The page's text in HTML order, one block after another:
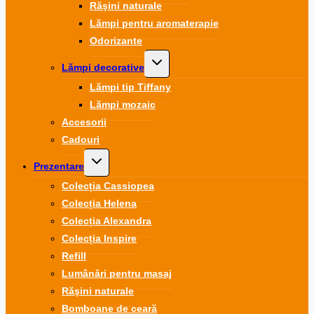
Răşini naturale
Lămpi pentru aromaterapie
Odorizante
Lămpi decorative
Toggle
child
menu
Lămpi tip Tiffany
Lămpi mozaic
Accesorii
Cadouri
Prezentare
Toggle
child
menu
Colecția Cassiopea
Colecția Helena
Colecția Alexandra
Colecția Inspire
Refill
Lumânări pentru masaj
Răşini naturale
Bomboane de ceară